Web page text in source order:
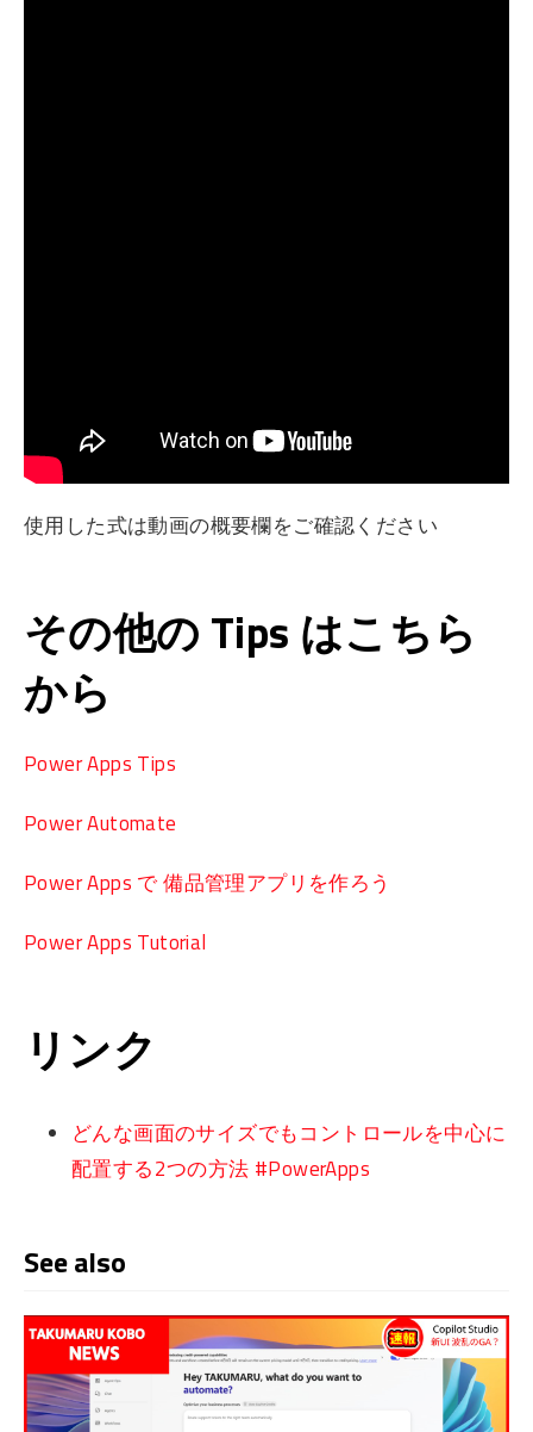
使用した式は動画の概要欄をご確認ください
その他の Tips はこちら
から
Power Apps Tips
Power Automate
Power Apps で 備品管理アプリを作ろう
Power Apps Tutorial
リンク
どんな画面のサイズでもコントロールを中心に
配置する2つの方法 #PowerApps
See also